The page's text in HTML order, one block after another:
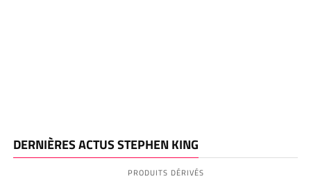
DERNIÈRES ACTUS STEPHEN KING
PRODUITS DÉRIVÉS